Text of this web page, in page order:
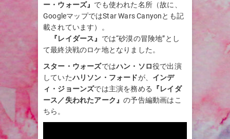
ー・ウォーズ』 でも使われた名所（故に、
GoogleマップではStar Wars Canyonとも記
載されています）。
『レイダース』 では“砂漠の冒険地”とし
て最終決戦のロケ地となりました。
スター・ウォーズではハン・ソロ役で出演
していたハリソン・フォードが、 インデ
ィ・ジョーンズでは主演を務める
『レイダ
ース／失われたアーク』の予告編動画はこ
ちら。